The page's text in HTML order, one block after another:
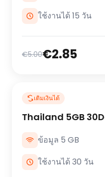
ใช้งานได้ 15 วัน
€5.00€2.85
เติมเงินได้
Thailand 5GB
ข้อมูล 5 GB
ใช้งานได้ 30 วัน